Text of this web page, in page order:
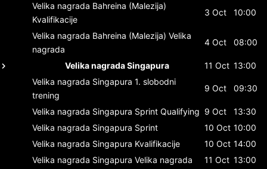
Velika nagrada Bahreina (Malezija)
Kvalifikacije
3 Oct 10:00
Velika nagrada Bahreina (Malezija) Velika
nagrada
4 Oct 08:00
Velika nagrada Singapura 11 Oct 13:00
Velika nagrada Singapura 1. slobodni
trening
9 Oct 09:30
Velika nagrada Singapura Sprint Qualifying 9 Oct
13:30
Velika nagrada Singapura Sprint 10 Oct 10:00
Velika nagrada Singapura Kvalifikacije 10 Oct 14:00
Velika nagrada Singapura Velika nagrada 11 Oct 13:00